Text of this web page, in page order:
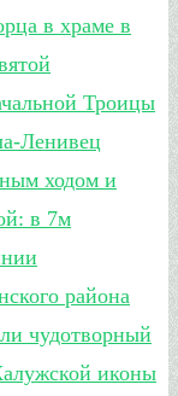
в храме в
Троицы
Ленивец
ходом и
в 7м
района
чудотворный
иконы